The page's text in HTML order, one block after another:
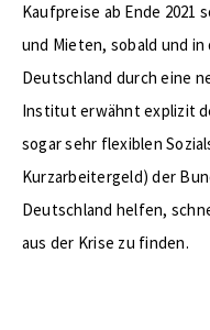
Kaufpreise ab Ende 2021
und Mieten, sobald und in
Deutschland durch eine
Institut erwähnt explizit
sogar sehr flexiblen
Kurzarbeitergeld) der
Deutschland helfen,
aus der Krise zu finden.